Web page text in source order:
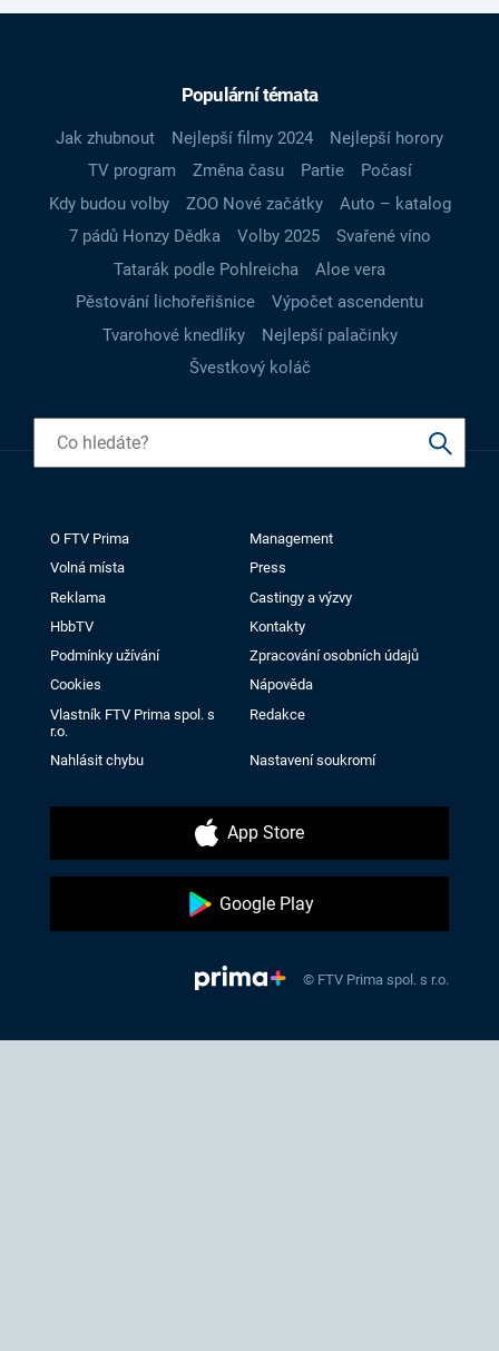
Populární témata
Jak zhubnout Nejlepší filmy 2024
Nejlepší horory
TV program
Změna času Partie
Počasí
Kdy budou volby
ZOO Nové začátky
Auto – katalog
7 pádů Honzy Dědka
Volby 2025
Svařené víno
Tatarák podle Pohlreicha
Aloe vera
Pěstování lichořeřišnice
Výpočet ascendentu
Tvarohové knedlíky
Nejlepší palačinky
Švestkový koláč
O FTV Prima
Management
Volná místa
Press
Reklama
Castingy a výzvy
HbbTV
Kontakty
Podmínky užívání
Zpracování osobních údajů
Cookies
Nápověda
Vlastník FTV Prima spol. s
r.o.
Redakce
Nahlásit chybu Nastavení soukromí
App Store
Google Play
© FTV Prima spol. s r.o.